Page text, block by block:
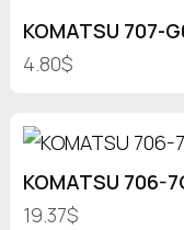
KOMATSU 707-
4.80$
KOMATSU 706-
19.37$